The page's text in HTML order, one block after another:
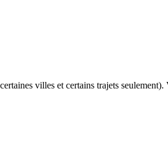
villes et certains trajets